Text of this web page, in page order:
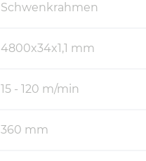
Schwenkrahmen
4800x34x1,1 mm
15 - 120 m/min
360 mm